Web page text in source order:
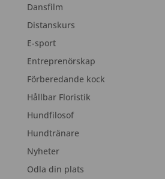
Dansfilm
Distanskurs
E-sport
Entreprenörskap
Förberedande kock
Hållbar Floristik
Hundfilosof
Hundtränare
Nyheter
Odla din plats